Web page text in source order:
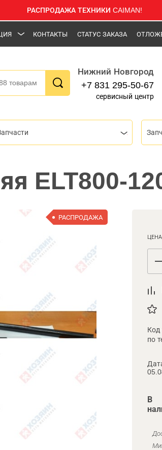
РАСПРОДАЖА ТЕХНИКИ CAIMAN!
КОНТАКТЫ СТАТУС ЗАКАЗА
Нижний Новгород
+7 831 295-50-67
сервисный центр
ELT800-
РАСПРОДАЖА
ЦЕНА
Код
по
В